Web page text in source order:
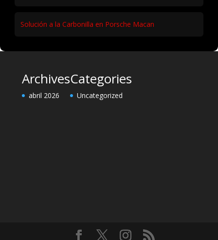
Solución a la Carbonilla en Porsche Macan
Archives
abril 2026
Categories
Uncategorized